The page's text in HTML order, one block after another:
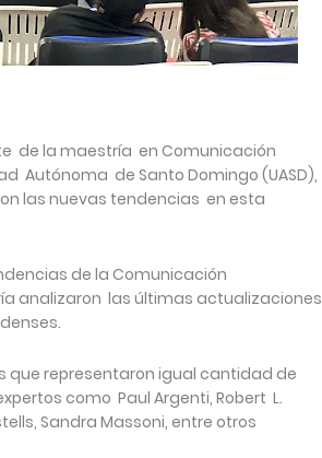
de la maestría en Comunicación
Autónoma de Santo Domingo (UASD),
las nuevas tendencias en esta
de la Comunicación
analizaron las últimas actualizaciones
que representaron igual cantidad de
como Paul Argenti, Robert L.
Sandra Massoni, entre otros